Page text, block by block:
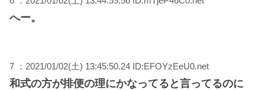
へー。
7 ：2021/01/02(土) 13:45:50.24 ID:EFOYzEeU0.net
和式の方が排便の理にかなってると言ってるのに